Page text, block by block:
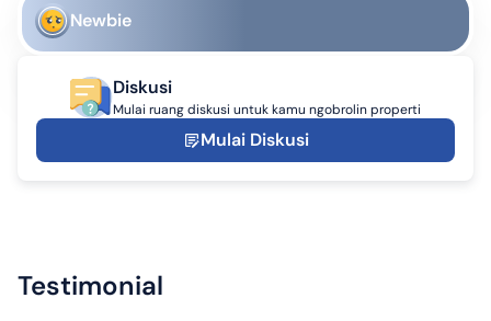
Newbie
Diskusi
Mulai ruang diskusi untuk kamu ngobrolin properti
Mulai Diskusi
Testimonial